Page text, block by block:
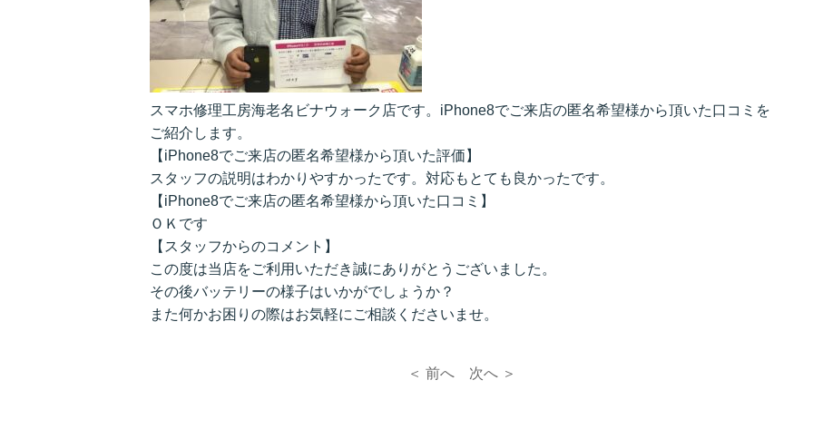
スマホ修理工房海老名ビナウォーク店です。iPhone8でご来店の匿名希望様から頂いた口コミを
ご紹介します。
【iPhone8でご来店の匿名希望様から頂いた評価】
スタッフの説明はわかりやすかったです。対応もとても良かったです。
【iPhone8でご来店の匿名希望様から頂いた口コミ】
ＯＫです
【スタッフからのコメント】
この度は当店をご利用いただき誠にありがとうございました。
その後バッテリーの様子はいかがでしょうか？
また何かお困りの際はお気軽にご相談くださいませ。
＜ 前へ 次へ ＞